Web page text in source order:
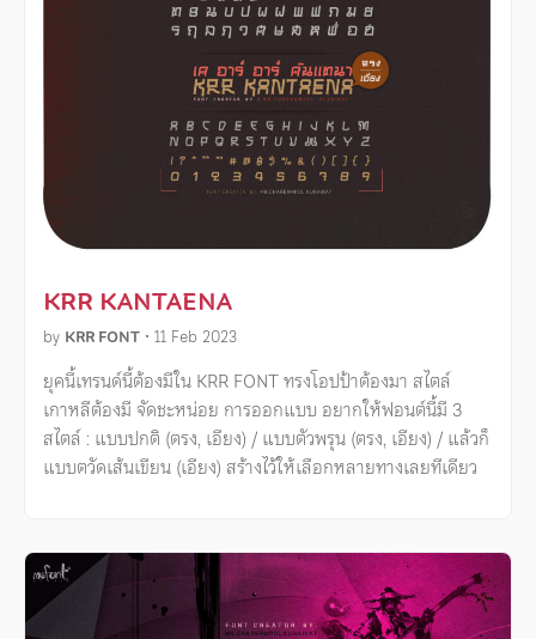
KRR KANTAENA
by KRR FONT • 11 Feb 2023
ยุคนี้เทรนด์นี้ต้องมีใน KRR FONT ทรงโอปป้าต้องมา สไตล์
เกาหลีต้องมี จัดชะหน่อย การออกแบบ อยากให้ฟอนต์นี้มี 3
สไตล์ : แบบปกติ (ตรง, เอียง) / แบบตัวพรุน (ตรง, เอียง) / แล้วก็
แบบตวัดเส้นเขียน (เอียง) สร้างไว้ให้เลือกหลายทางเลยทีเดียว